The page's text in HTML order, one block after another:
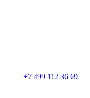
+7 499 112 36 69